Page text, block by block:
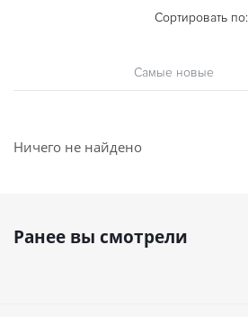
Сортировать по:
Самые новые
Ничего не найдено
Ранее вы смотрели